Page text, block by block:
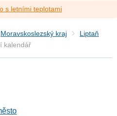
s letními teplotami
Moravskoslezský kraj
Liptaň
kalendář